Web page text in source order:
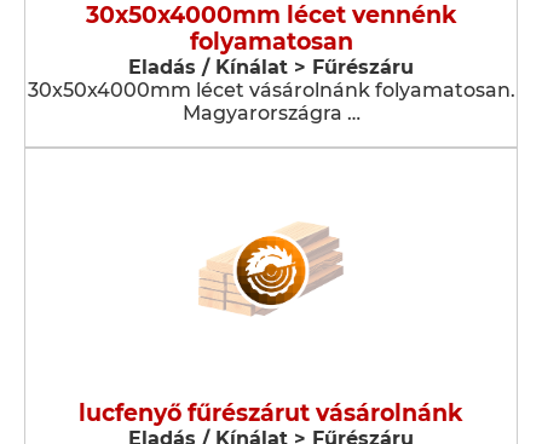
30x50x4000mm lécet vennénk
folyamatosan
Eladás / Kínálat > Fűrészáru
30x50x4000mm lécet vásárolnánk folyamatosan.
Magyarországra …
lucfenyő fűrészárut vásárolnánk
Eladás / Kínálat > Fűrészáru